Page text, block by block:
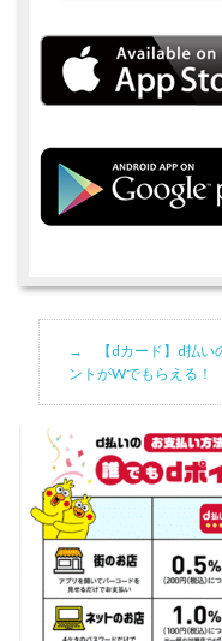
【dカード】d払
ントがWでもらえる！